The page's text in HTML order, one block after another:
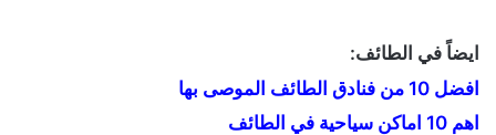
ايضاً في الطائف:
افضل 10 من فنادق الطائف الموصى بها
اهم 10 اماكن سياحية في الطائف